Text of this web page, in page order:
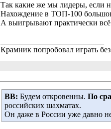
Так какие же мы лидеры, если
Нахождение в ТОП-100
А выигрывают практически всё
Крамник попробовал играть
ВВ: Будем откровенны. По
российских шахматах.
Он даже в России уже давно